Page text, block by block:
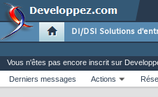
DI/DSI Solutions
Vous n'êtes pas encore inscrit sur
Derniers messages
Actions